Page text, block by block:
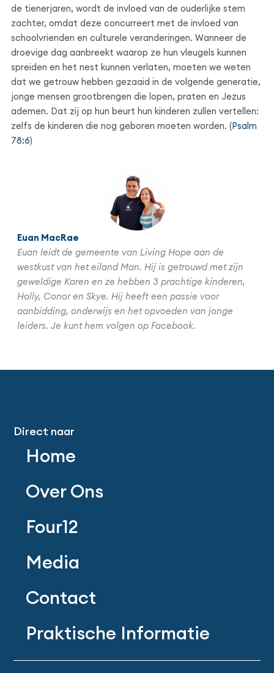
de tienerjaren, wordt de invloed van de ouderlijke stem
zachter, omdat deze concurreert met de invloed van
schoolvrienden en culturele veranderingen. Wanneer de
droevige dag aanbreekt waarop ze hun vleugels kunnen
spreiden en het nest kunnen verlaten, moeten we weten
dat we getrouw hebben gezaaid in de volgende generatie,
jonge mensen grootbrengen die lopen, praten en Jezus
ademen. Dat zij op hun beurt hun kinderen zullen vertellen:
zelfs de kinderen die nog geboren moeten worden. (Psalm
78:6)
Euan MacRae
Euan leidt de gemeente van Living Hope aan de
westkust van het eiland Man. Hij is getrouwd met zijn
geweldige Karen en ze hebben 3 prachtige kinderen,
Holly, Conor en Skye. Hij heeft een passie voor
aanbidding, onderwijs en het opvoeden van jonge
leiders. Je kunt hem volgen op Facebook.
Direct naar
Home
Over Ons
Four12
Media
Contact
Praktische Informatie